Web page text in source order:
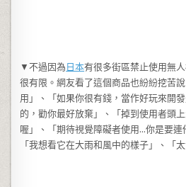
▼不過因為 日本有很多街區禁止使用無
很有限。網友看了這個商品也紛紛挖苦
用」、「如果你很有錢，當作好玩來開
的，勸你最好放棄」、「掉到使用者頭
喔」、「期待視覺障礙者使用…你是要連
「我想看它在大雨和風中的樣子」、「